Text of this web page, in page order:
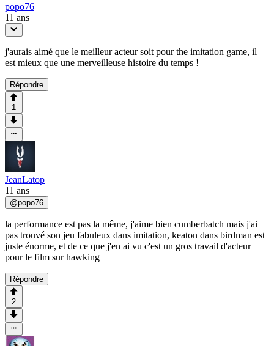
popo76
11 ans
j'aurais aimé que le meilleur acteur soit pour the imitation game, il
est mieux que une merveilleuse histoire du temps !
Répondre
1
JeanLatop
11 ans
@popo76
la performance est pas la même, j'aime bien cumberbatch mais j'ai
pas trouvé son jeu fabuleux dans imitation, keaton dans birdman est
juste énorme, et de ce que j'en ai vu c'est un gros travail d'acteur
pour le film sur hawking
Répondre
2